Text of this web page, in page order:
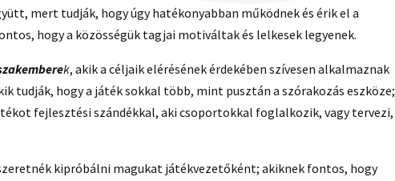
mert tudják, hogy úgy hatékonyabban működnek és érik el a
hogy a közösségük tagjai motiváltak és lelkesek legyenek.
k, akik a céljaik elérésének érdekében szívesen alkalmaznak
tudják, hogy a játék sokkal több, mint pusztán a szórakozás eszköze;
fejlesztési szándékkal, aki csoportokkal foglalkozik, vagy tervezi,
kipróbálni magukat játékvezetőként; akiknek fontos, hogy